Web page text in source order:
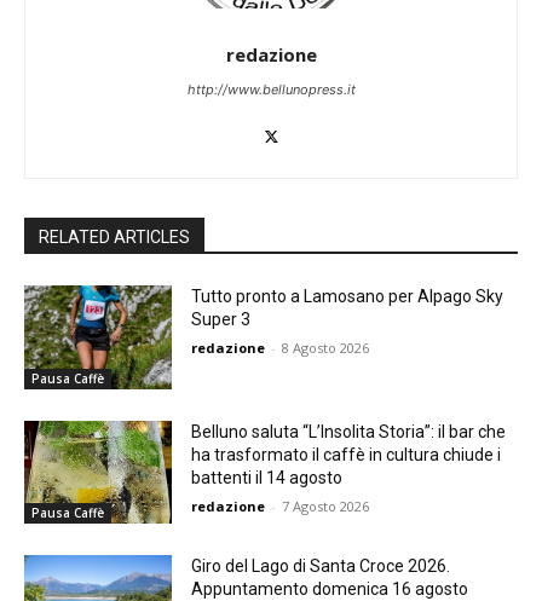
redazione
http://www.bellunopress.it
RELATED ARTICLES
Pausa Caffè
Tutto pronto a Lamosano per Alpago Sky
Super 3
redazione - 8 Agosto 2026
Pausa Caffè
Belluno saluta “L’Insolita Storia”: il bar che
ha trasformato il caffè in cultura chiude i
battenti il 14 agosto
redazione - 7 Agosto 2026
Giro del Lago di Santa Croce 2026.
Appuntamento domenica 16 agosto